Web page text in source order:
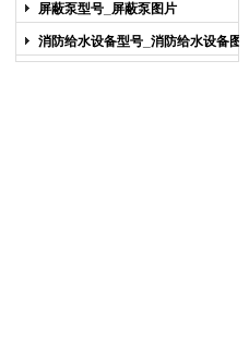
屏蔽泵型号_屏蔽泵图片
消防给水设备型号_消防给水设备图片